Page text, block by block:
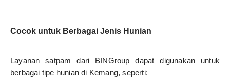
Cocok untuk Berbagai Jenis Hunian
Layanan satpam dari BINGroup dapat digunakan untuk
berbagai tipe hunian di Kemang, seperti: